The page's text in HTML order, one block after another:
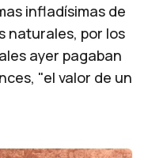
infladísimas de
naturales, por los
ayer pagaban
"el valor de un